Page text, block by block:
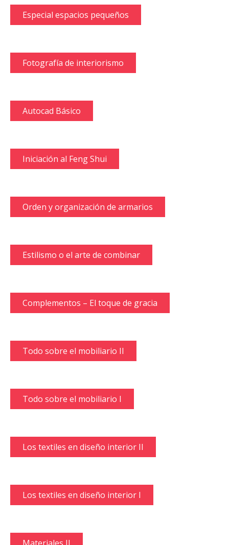
Especial espacios pequeños
Fotografía de interiorismo
Autocad Básico
Iniciación al Feng Shui
Orden y organización de armarios
Estilismo o el arte de combinar
Complementos – El toque de gracia
Todo sobre el mobiliario II
Todo sobre el mobiliario I
Los textiles en diseño interior II
Los textiles en diseño interior I
Materiales II